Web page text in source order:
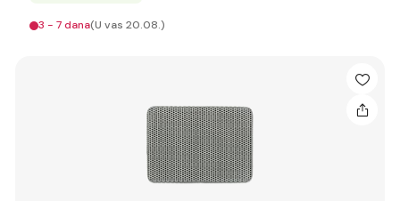
3 - 7 dana(U vas 20.08.)